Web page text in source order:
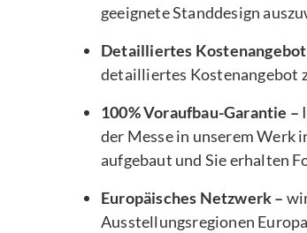
geeignete Standdesign
Detailliertes
detailliertes Kostenangebot
100% Voraufbau-Garantie –
der Messe in unserem Werk
aufgebaut und Sie erhalten
Europäisches Netzwerk –
Ausstellungsregionen